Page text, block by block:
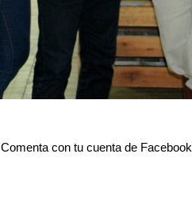
Comenta con tu cuenta de Facebook